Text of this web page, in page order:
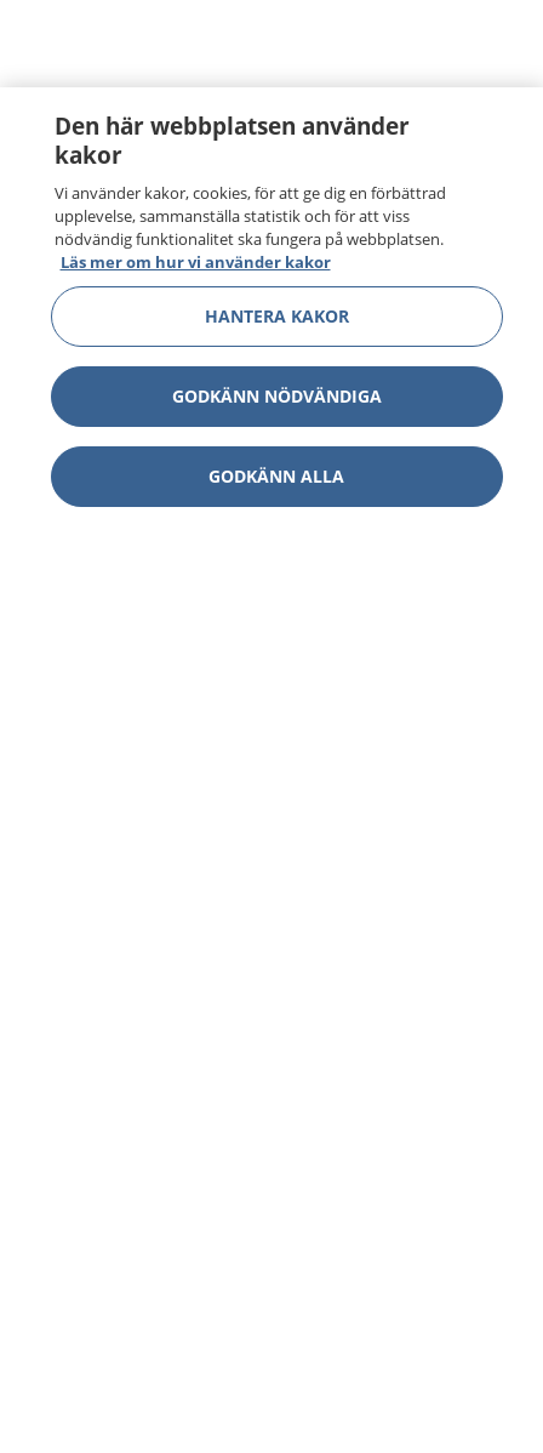
Den här webbplatsen använder
kakor
Vi använder kakor, cookies, för att ge dig en förbättrad
upplevelse, sammanställa statistik och för att viss
nödvändig funktionalitet ska fungera på webbplatsen.
Läs mer om hur vi använder kakor
HANTERA KAKOR
GODKÄNN NÖDVÄNDIGA
GODKÄNN ALLA